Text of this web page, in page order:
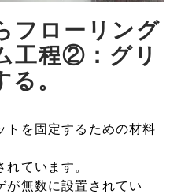
フローリング
工程②：グリ
。
トを固定するための材料
ています。
が無数に設置されてい